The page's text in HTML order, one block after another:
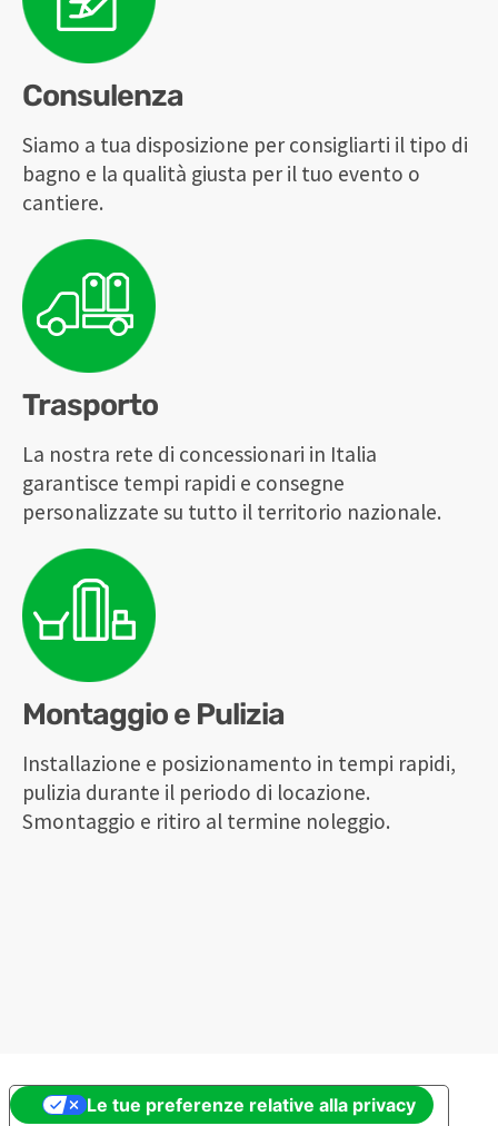
Consulenza
Siamo a tua disposizione per consigliarti il tipo di
bagno e la qualità giusta per il tuo evento o
cantiere.
Trasporto
La nostra rete di concessionari in Italia
garantisce tempi rapidi e consegne
personalizzate su tutto il territorio nazionale.
Montaggio e Pulizia
Installazione e posizionamento in tempi rapidi,
pulizia durante il periodo di locazione.
Smontaggio e ritiro al termine noleggio.
Le tue preferenze relative alla privacy